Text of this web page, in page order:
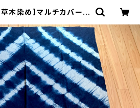
草木染め】マルチカバー
Space LLC.